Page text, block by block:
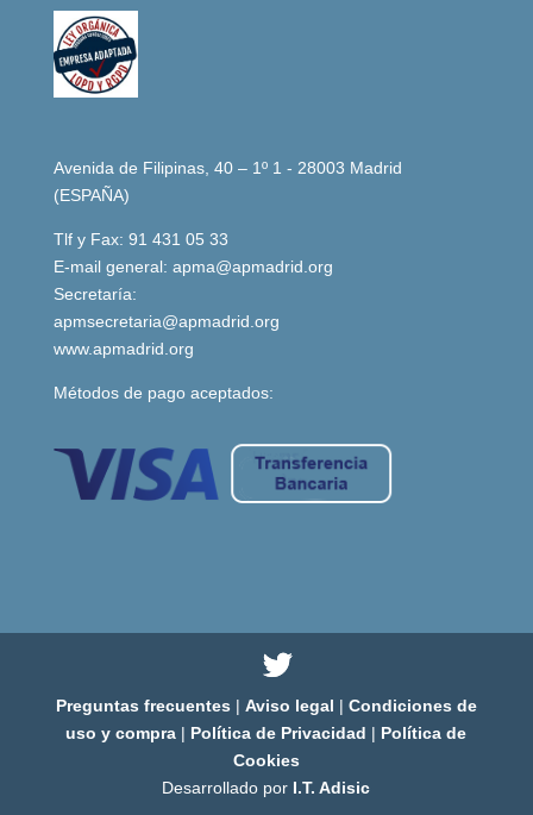
Avenida de Filipinas, 40 – 1º 1 - 28003 Madrid
(ESPAÑA)
Tlf y Fax: 91 431 05 33
E-mail general: apma@apmadrid.org
Secretaría:
apmsecretaria@apmadrid.org
www.apmadrid.org
Métodos de pago aceptados:
Preguntas frecuentes | Aviso legal | Condiciones de
uso y compra | Política de Privacidad | Política de
Cookies
Desarrollado por I.T. Adisic